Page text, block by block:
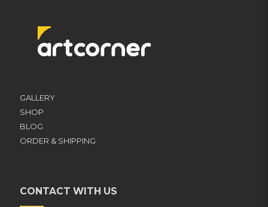
GALLERY
SHOP
BLOG
ORDER & SHIPPING
CONTACT WITH US